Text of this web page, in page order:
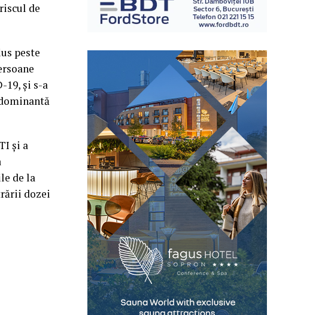
de
peste
19, şi s-a
şi a
de la
dozei